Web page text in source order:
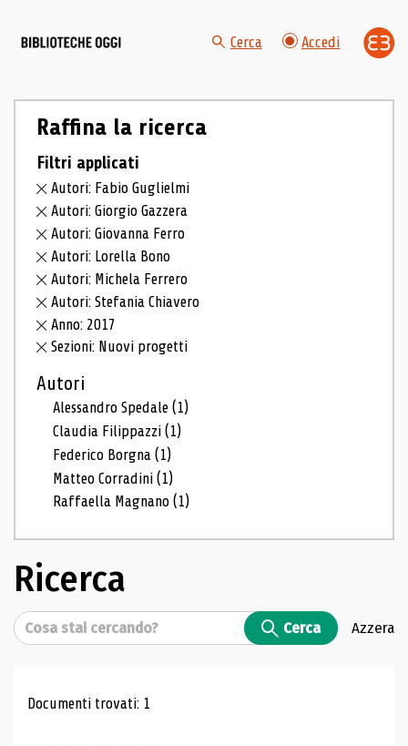
Cerca Accedi
Raffina la ricerca
Filtri applicati
Autori: Fabio Guglielmi
Autori: Giorgio Gazzera
Autori: Giovanna Ferro
Autori: Lorella Bono
Autori: Michela Ferrero
Autori: Stefania Chiavero
Anno: 2017
Sezioni: Nuovi progetti
Autori
Alessandro Spedale(1)
Claudia Filippazzi(1)
Federico Borgna(1)
Matteo Corradini(1)
Raffaella Magnano(1)
Ricerca
Cerca Cerca Azzera
Risultati di ricerca
Documenti trovati: 1